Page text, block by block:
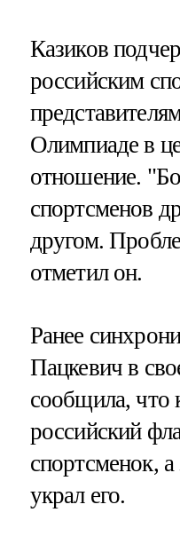
Казиков
российским
Олимпиаде в
отношение.
спортсменов
другом.
отметил он.
Ранее
Пацкевич в
сообщила, что
российский
спортсменок, а
украл его.